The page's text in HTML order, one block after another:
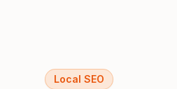
Local SEO